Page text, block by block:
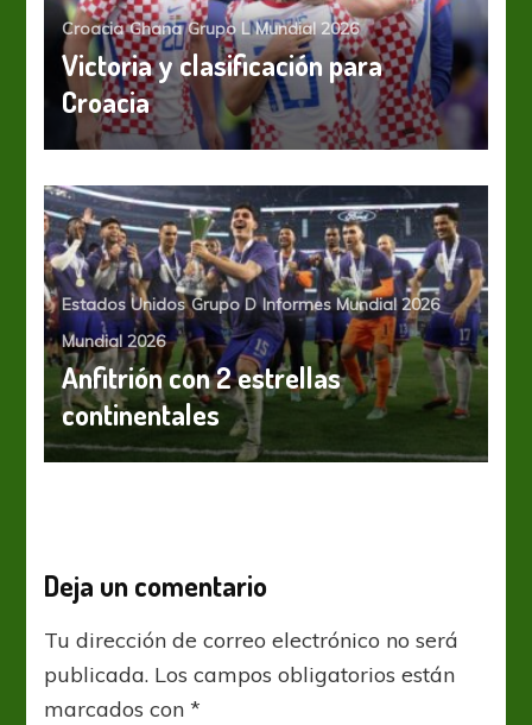
Croacia Ghana Grupo L Mundial 2026
Victoria y clasificación para
Croacia
Estados Unidos Grupo D Informes Mundial 2026
Mundial 2026
Anfitrión con 2 estrellas
continentales
Deja un comentario
Tu dirección de correo electrónico no será
publicada. Los campos obligatorios están
marcados con*